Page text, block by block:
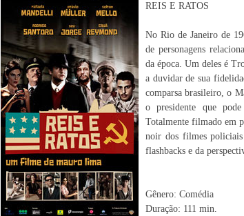
REIS E RATOS
No Rio de Janeiro de
de personagens
da época. Um deles é
a duvidar de sua
comparsa brasileiro, o
o presidente que
Totalmente filmado em
noir dos filmes policiais
flashbacks e da
Gênero: Comédia
Duração: 111 min.